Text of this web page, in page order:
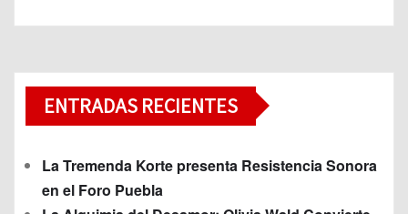
ENTRADAS RECIENTES
La Tremenda Korte presenta Resistencia Sonora
en el Foro Puebla